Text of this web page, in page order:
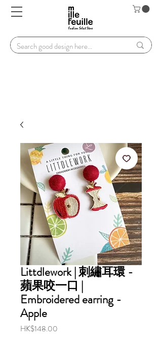
Littdlework | 刺繡耳環 -
蘋果咬一口 |
Embroidered earring -
Apple
HK$148.00